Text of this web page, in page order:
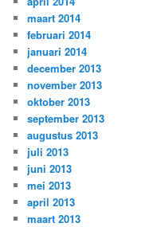
maart 2014
februari 2014
januari 2014
december 2013
november 2013
oktober 2013
september 2013
augustus 2013
juli 2013
juni 2013
mei 2013
april 2013
maart 2013